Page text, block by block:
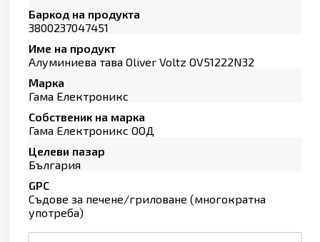
Баркод на продукта
3800237047451
Име на продукт
Алуминиева тава Oliver Voltz OV51222N32
Марка
Гама Електроникс
Собственик на марка
Гама Електроникс ООД
Целеви пазар
България
GPC
Съдове за печене/гриловане (многократна
употреба)